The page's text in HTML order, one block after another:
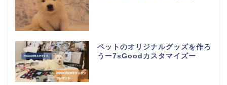
ペットのオリジナルグッズを作ろ
うー7sGoodカスタマイズー